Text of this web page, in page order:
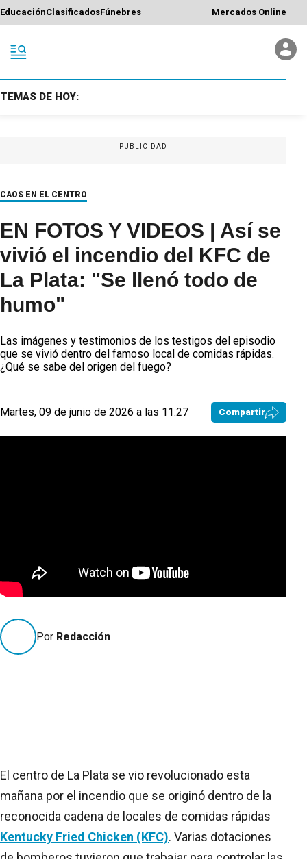
EducaciónClasificadosFúnebres Mercados Online
TEMAS DE HOY:
PUBLICIDAD
CAOS EN EL CENTRO
EN FOTOS Y VIDEOS | Así se
vivió el incendio del KFC de
La Plata: "Se llenó todo de
humo"
Las imágenes y testimonios de los testigos del episodio
que se vivió dentro del famoso local de comidas rápidas.
¿Qué se sabe del origen del fuego?
Martes, 09 de junio de 2026 a las 11:27 Compartir
Por Redacción
El centro de La Plata se vio revolucionado esta
mañana por el incendio que se originó dentro de la
reconocida cadena de locales de comidas rápidas
Kentucky Fried Chicken (KFC). Varias dotaciones